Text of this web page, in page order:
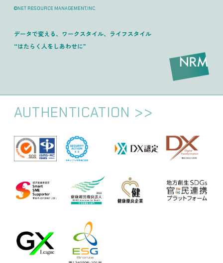
©NET RESOURCE MANAGEMENT,INC.
データで変える、ワークスタイル、ライフスタイル
“はたらく人をしあわせに”
AUTHENTICATION